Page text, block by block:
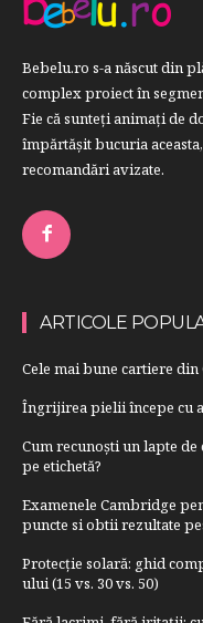
Bebelu.ro s-a născut din
complex proiect în
Fie că sunteţi animaţi de
împărtăşit bucuria
recomandări avizate.
ARTICOLE
Cele mai bune cartiere
Îngrijirea pielii începe cu
Cum recunoști un lapte
pe etichetă?
Examenele Cambridge
puncte si obtii rezultate
Protecție solară: ghid
ului (15 vs. 30 vs. 50)